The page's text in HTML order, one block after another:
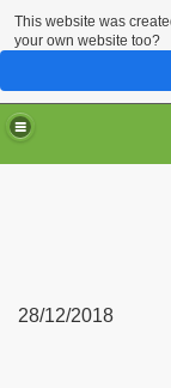
28/12/2018
This website was
your own website too?